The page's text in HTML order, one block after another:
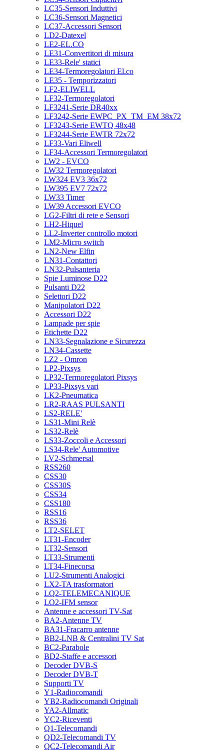
LC35-Sensori Induttivi
LC36-Sensori Magnetici
LC37-Accessori Sensori
LD2-Datexel
LE2-EL.CO
LE31-Convertitori di misura
LE33-Rele' statici
LE34-Termoregolatori El.co
LE35 - Temporizzatori
LF2-ELIWELL
LF32-Termoregolatori
LF3241-Serie DR40xx
LF3242-Serie EWPC_PX_TM_EM 38x72
LF3243-Serie EWTQ 48x48
LF3244-Serie EWTR 72x72
LF33-Vari Eliwell
LF34-Accessori Termoregolatori
LW2 - EVCO
LW32 Termoregolatori
LW324 EV3 36x72
LW395 EV7 72x72
LW33 Timer
LW39 Accessori EVCO
LG2-Filtri di rete e Sensori
LH2-Hiquel
LL2-Inverter controllo motori
LM2-Micro switch
LN2-New Elfin
LN31-Contattori
LN32-Pulsanteria
Spie Luminose D22
Pulsanti D22
Selettori D22
Manipolatori D22
Accessori D22
Lampade per spie
Etichette D22
LN33-Segnalazione e Sicurezza
LN34-Cassette
LZ2 - Omron
LP2-Pixsys
LP32-Termoregolatori Pixsys
LP33-Pixsys vari
LK2-Pneumatica
LR2-RAAS PULSANTI
LS2-RELE'
LS31-Mini Relè
LS32-Relè
LS33-Zoccoli e Accessori
LS34-Rele' Automotive
LV2-Schmersal
RSS260
CSS30
CSS30S
CSS34
CSS180
RSS16
RSS36
LT2-SELET
LT31-Encoder
LT32-Sensori
LT33-Strumenti
LT34-Finecorsa
LU2-Strumenti Analogici
LX2-TA trasformatori
LQ2-TELEMECANIQUE
LO2-IFM sensor
Antenne e accessori TV-Sat
BA2-Antenne TV
BA31-Fracarro antenne
BB2-LNB & Centralini TV Sat
BC2-Parabole
BD2-Staffe e accessori
Decoder DVB-S
Decoder DVB-T
Supporti TV
Y1-Radiocomandi
YB2-Radiocomandi Originali
YA2-Allmatic
YC2-Riceventi
Q1-Telecomandi
QD2-Telecomandi TV
QC2-Telecomandi Air